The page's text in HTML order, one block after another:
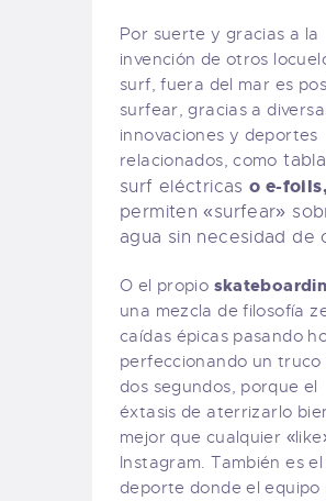
Por suerte y gracias a la
invención de otros
surf, fuera del mar es
surfear, gracias a
innovaciones y deportes
relacionados, como
surf eléctricaso e-foils,
permiten «surfear»
agua sin necesidad de
O el propio
una mezcla de filosofía
caídas épicas pasando
perfeccionando un truco
dos segundos, porque el
éxtasis de aterrizarlo
mejor que cualquier
Instagram. También es
deporte donde el equipo